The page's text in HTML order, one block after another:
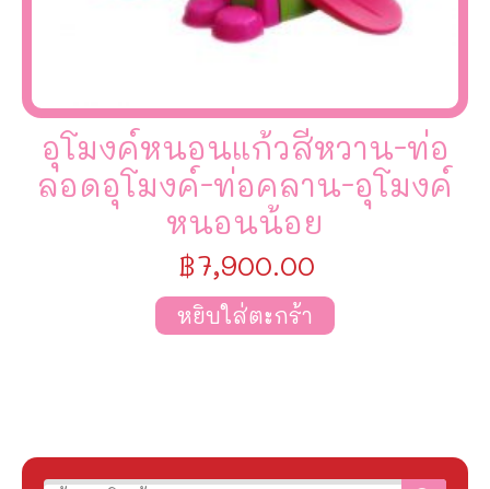
อุโมงค์หนอนแก้วสีหวาน-ท่อ
ลอดอุโมงค์-ท่อคลาน-อุโมงค์
หนอนน้อย
฿7,900.00
หยิบใส่ตะกร้า